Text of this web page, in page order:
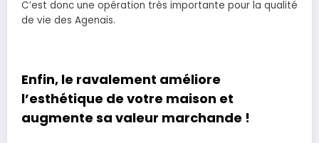
C’est donc une opération très importante pour la qualité
de vie des Agenais.
Enfin, le ravalement améliore
l’esthétique de votre maison et
augmente sa valeur marchande !